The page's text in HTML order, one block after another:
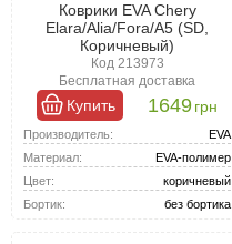
Коврики EVA Chery
Elara/Alia/Fora/A5 (SD,
Коричневый)
Код 213973
Бесплатная доставка
Купить 1649грн
Производитель:
EVA
Материал:
EVA-полимер
Цвет:
коричневый
Бортик:
без бортика